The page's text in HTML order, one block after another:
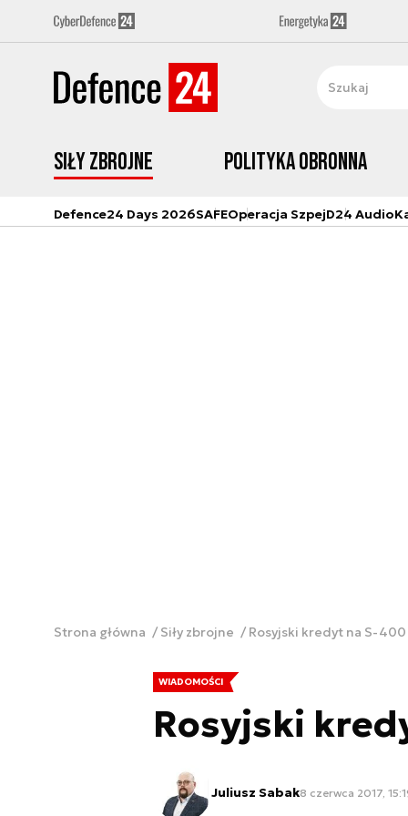
Siły zbrojne Polityka obronna
Defence24 Days 2026SAFEOperacja SzpejD24 Audio
Strona główna Siły zbrojne Rosyjski kredyt na S-
WIADOMOŚCI
Rosyjski
Juliusz Sabak8 czerwca 2017,